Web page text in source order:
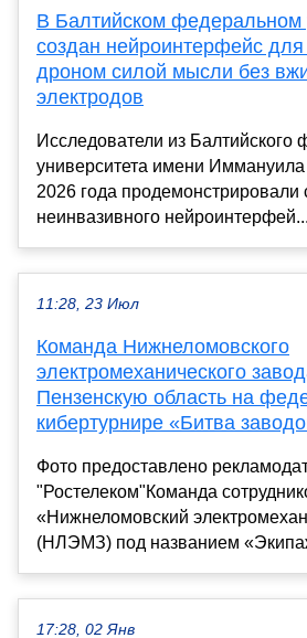
В Балтийском федеральном
создан нейроинтерфейс
дроном силой мысли без
электродов
Исследователи из Балтийского
университета имени
2026 года продемонстрировали
неинвазивного нейроинтерфей...
11:28, 23 Июл
Команда Нижнеломовского
электромеханического
Пензенскую область на
кибертурнире «Битва
Фото предоставлено
"Ростелеком"Команда
«Нижнеломовский
(НЛЭМЗ) под названием
17:28, 02 Янв